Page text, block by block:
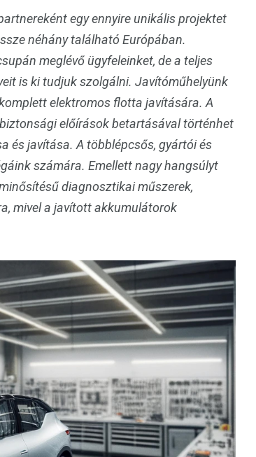
egy ennyire unikális projektet
néhány található Európában.
meglévő ügyfeleinket, de a teljes
is ki tudjuk szolgálni. Javítóműhelyünk
elektromos flotta javítására. A
előírások betartásával történhet
és javítása. A többlépcsős, gyártói és
számára. Emellett nagy hangsúlyt
diagnosztikai műszerek,
mivel a javított akkumulátorok